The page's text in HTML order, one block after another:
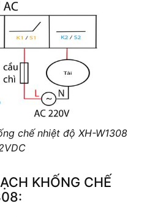
chế nhiệt độ XH-W1308
KHỐNG CHẾ